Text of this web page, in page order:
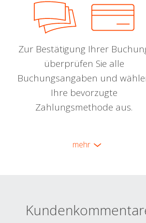
Zur Bestätigung Ihrer
überprüfen Sie alle
Buchungsangaben und
Ihre bevorzugte
Zahlungsmethode aus.
mehr